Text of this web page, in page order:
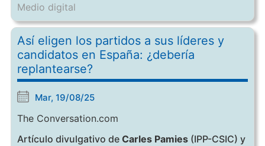
Medio digital
Así eligen los partidos a sus líderes y
candidatos en España: ¿debería
replantearse?
Mar, 19/08/25
The Conversation.com
Artículo divulgativo de Carles Pamies(IPP-CSIC) y